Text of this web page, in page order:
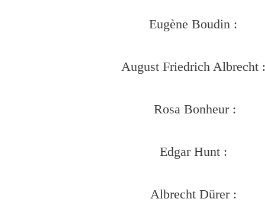
Eugène Boudin :
August Friedrich Albrecht
Rosa Bonheur :
Edgar Hunt :
Albrecht Dürer :